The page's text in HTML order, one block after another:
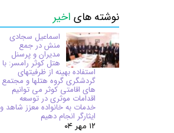
نوشته های اخیر
اسماعیل سجادی
منش در جمع
مدیران و پرسنل
هتل کوثر رامسر: با
استفاده بهینه از ظرفیتهای
گردشگری گروه هتلها و مجتمع
های اقامتی کوثر می توانیم
اقدامات موثری در توسعه
خدمات به خانواده معزز شاهد و
ایثارگر انجام دهیم
۱۲ مهر ۰۴